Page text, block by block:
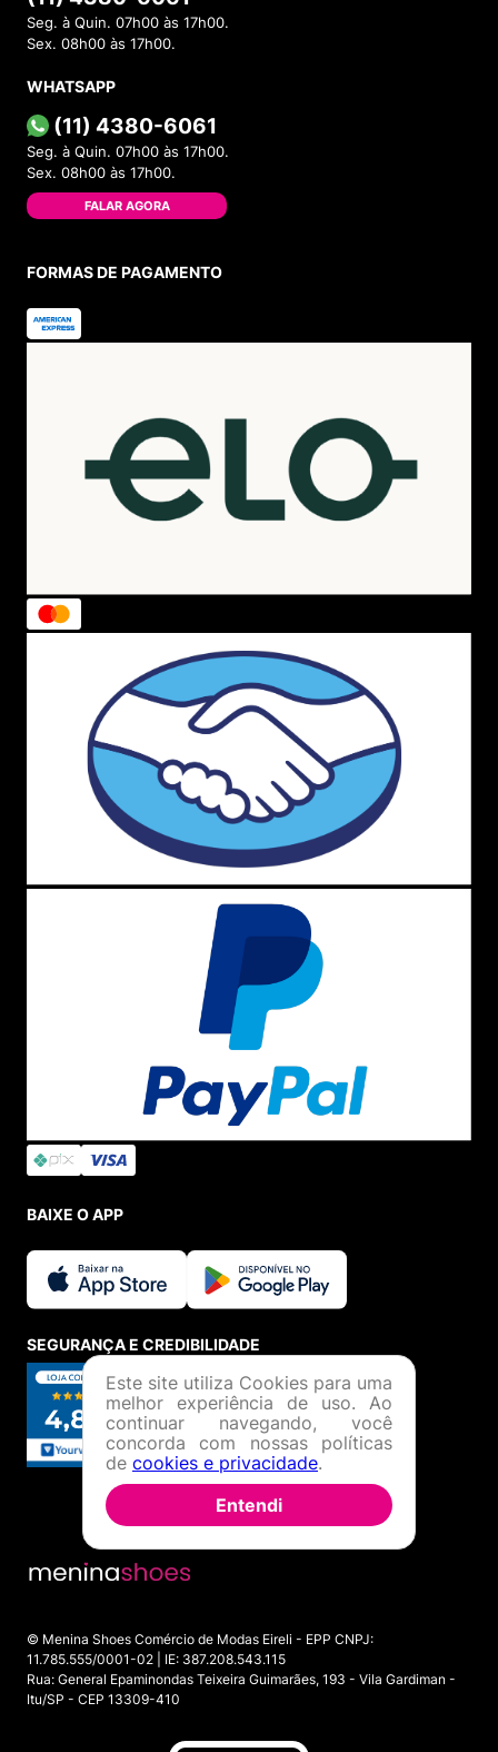
Seg. à Quin. 07h00 às 17h00.
Sex. 08h00 às 17h00.
WHATSAPP
(11) 4380-6061
Seg. à Quin. 07h00 às 17h00.
Sex. 08h00 às 17h00.
FALAR AGORA
FORMAS DE PAGAMENTO
BAIXE O APP
SEGURANÇA E CREDIBILIDADE
© Menina Shoes Comércio de Modas Eireli - EPP CNPJ:
11.785.555/0001-02 | IE: 387.208.543.115
Rua: General Epaminondas Teixeira Guimarães, 193 - Vila Gardiman -
Itu/SP - CEP 13309-410
Este site utiliza Cookies para uma
melhor experiência de uso. Ao
continuar navegando, você
concorda com nossas políticas
de cookies e privacidade.
Entendi